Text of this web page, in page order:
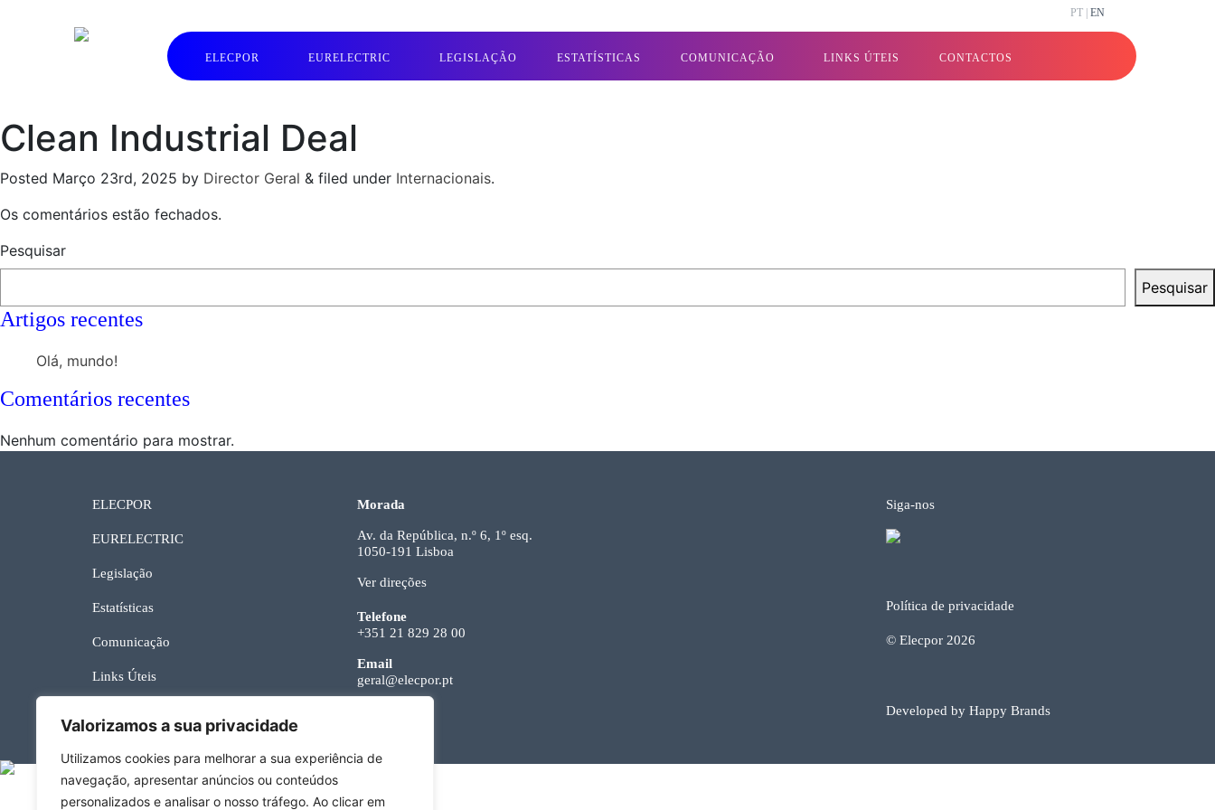
Valorizamos a sua privacidade
Utilizamos cookies para melhorar a sua experiência de
navegação, apresentar anúncios ou conteúdos
personalizados e analisar o nosso tráfego. Ao clicar em
PT | EN
ELECPOR EURELECTRIC LEGISLAÇÃO ESTATÍSTICAS COMUNICAÇÃO LINKS ÚTEIS CONTACTOS
Clean Industrial Deal
Posted Março 23rd, 2025 by Director Geral & filed under Internacionais.
Os comentários estão fechados.
Pesquisar
Pesquisar
Artigos recentes
Olá, mundo!
Comentários recentes
Nenhum comentário para mostrar.
ELECPOR
EURELECTRIC
Legislação
Estatísticas
Comunicação
Links Úteis
Morada
Av. da República, n.º 6, 1º esq.
1050-191 Lisboa
Ver direções
Telefone
+351 21 829 28 00
Email
geral@elecpor.pt
Siga-nos
Política de privacidade
© Elecpor 2026
Developed by Happy Brands